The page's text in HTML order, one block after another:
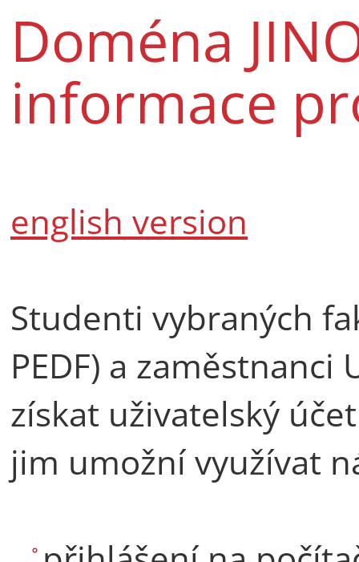
Doména
informace
english version
Studenti vybraných
PEDF) a
získat uživatelský
jim umožní využívat